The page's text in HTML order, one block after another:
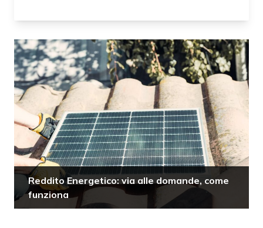
Reddito Energetico: via alle domande, come
funziona